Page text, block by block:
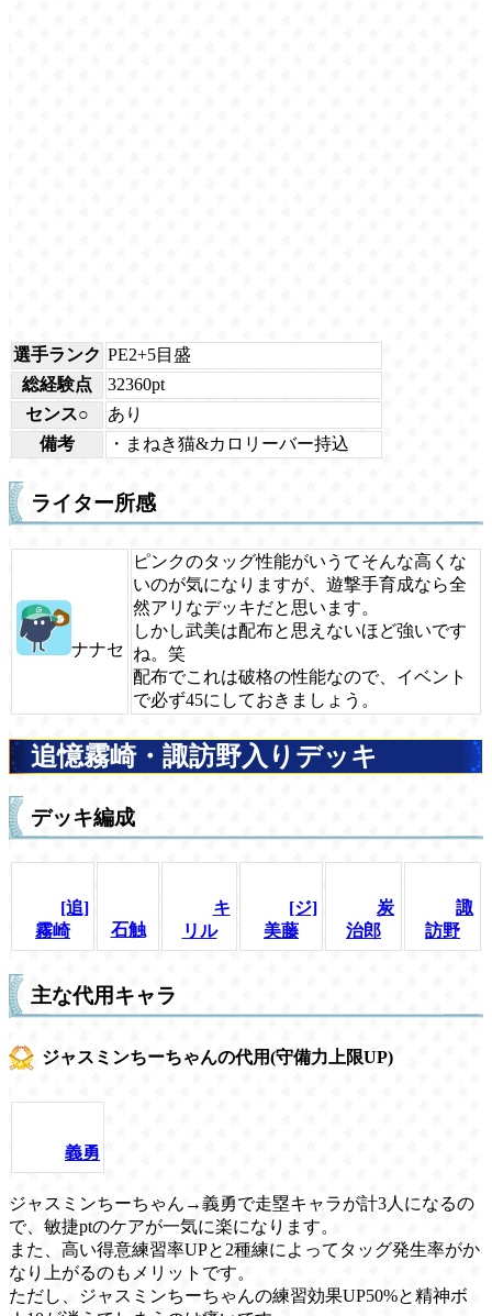
選手ランク PE2+5目盛
総経験点
32360pt
センス○
あり
備考
・まねき猫&カロリーバー持込
ライター所感
ナナセ
ピンクのタッグ性能がいうてそんな高くな
いのが気になりますが、遊撃手育成なら全
然アリなデッキだと思います。
しかし武美は配布と思えないほど強いです
ね。笑
配布でこれは破格の性能なので、イベント
で必ず45にしておきましょう。
追憶霧崎・諏訪野入りデッキ
デッキ編成
[追]
霧崎
石触
キ
リル
[ジ]
美藤
炭
治郎
諏
訪野
主な代用キャラ
ジャスミンちーちゃんの代用(守備力上限UP)
義勇
ジャスミンちーちゃん→義勇で走塁キャラが計3人になるの
で、敏捷ptのケアが一気に楽になります。
また、高い得意練習率UPと2種練によってタッグ発生率がか
なり上がるのもメリットです。
ただし、ジャスミンちーちゃんの練習効果UP50%と精神ボ